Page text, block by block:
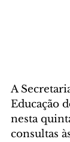
A
Educação
nesta
consultas